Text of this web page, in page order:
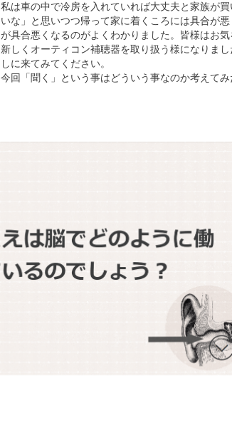
私は車の中で冷房を入れていれば大丈夫と家族が
いな」と思いつつ帰って家に着くころには具合が
が具合悪くなるのがよくわかりました。皆様はお気
新しくオーティコン補聴器を取り扱う様になりま
しに来てみてください。
今回「聞く」という事はどういう事なのか考えてみ